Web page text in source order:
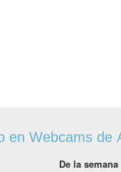
en Webcams de
De la semana